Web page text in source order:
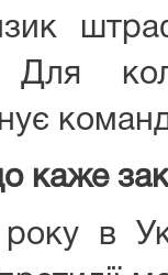
Для
каже
в